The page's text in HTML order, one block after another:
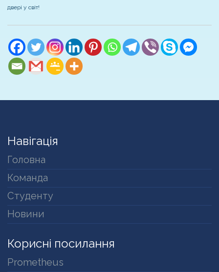
двері у світ!
Навігація
Головна
Команда
Студенту
Новини
Корисні посилання
Prometheus